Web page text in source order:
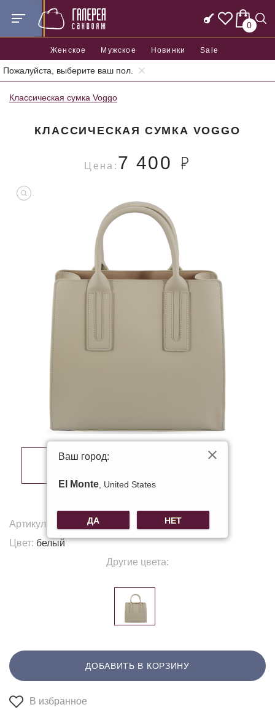
0
Женское Мужское Новинки Sale
Пожалуйста, выберите ваш пол.
Главная Женские сумки Женские классические сумки
Классическая сумка Voggo
КЛАССИЧЕСКАЯ СУМКА VOGGO
Цена: 7 400
Артикул:
Цвет: белый
Другие цвета:
ДОБАВИТЬ В КОРЗИНУ
В избранное
Ваш город:
El Monte , United States
ДА НЕТ